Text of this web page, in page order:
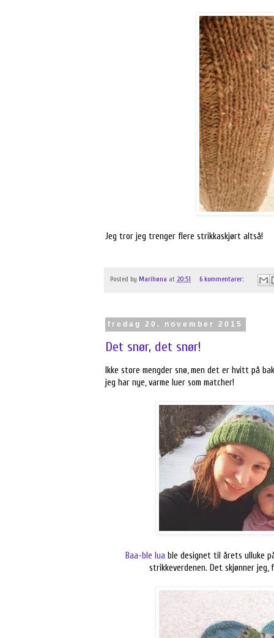
Jeg tror jeg trenger flere strikkaskjørt altså!
Posted by Marihøna at 20:51 6 kommentarer:
fredag 20. november 2015
Det snør, det snør!
Ikke store mengder snø, men det er hvitt på
jeg har nye, varme luer som matcher!
Baa-ble lua ble designet til årets ulluke
strikkeverdenen. Det skjønner